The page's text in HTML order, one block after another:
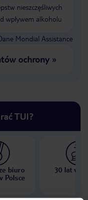
nieszczęśliwych
wpływem alkoholu
Mondial Assistance
ochrony»
TUI?
biuro
Polsce
30 lat w